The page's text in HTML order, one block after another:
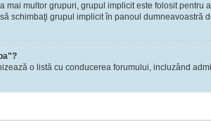
mai multor grupuri, grupul implicit este folosit
schimbaţi grupul implicit în panoul dumneavoastră
o listă cu conducerea forumului, incluzând